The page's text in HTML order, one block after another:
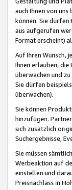
auch Ihnen von
können. Sie dürfen
aus aufgerufen
Format erscheint)
Auf Ihren Wunsch,
Ihnen erlauben,
überwachen und
Sie dürfen
überwachen).
Sie können
hinzufügen.
sich zusätzlich
Suchergebnisse,
Sie müssen
Werbeaktion auf
einstellen und
Preisnachlass in